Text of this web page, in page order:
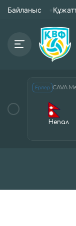
Байланыс
Ерлер CAVA
Непал